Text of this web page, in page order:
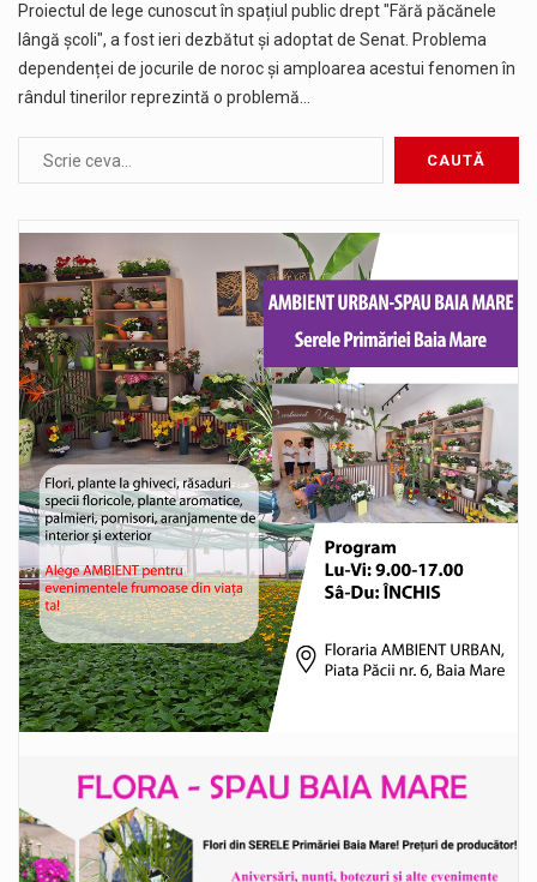
Proiectul de lege cunoscut în spațiul public drept "Fără păcănele
lângă școli", a fost ieri dezbătut și adoptat de Senat. Problema
dependenței de jocurile de noroc și amploarea acestui fenomen în
rândul tinerilor reprezintă o problemă…